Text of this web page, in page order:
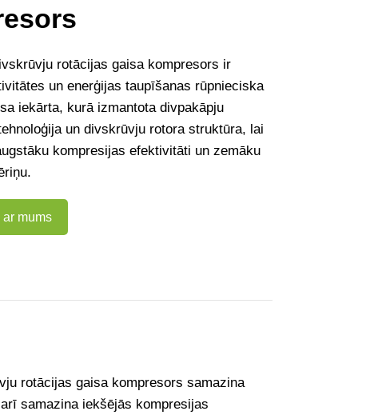
rotācijas gaisa kompresors ir
un enerģijas taupīšanas rūpnieciska
iekārta, kurā izmantota divpakāpju
un divskrūvju rotora struktūra, lai
kompresijas efektivitāti un zemāku
mums
rotācijas gaisa kompresors samazina
samazina iekšējās kompresijas